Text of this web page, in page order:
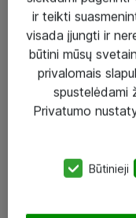
Sprendimai
Įgyvendinti projektai
Atea ekspertų
eShop@atea.lt
ir teikti
visada įjungti ir
būtini mūsų
privalomais
spustelėdami
Privatumo
Būtinieji